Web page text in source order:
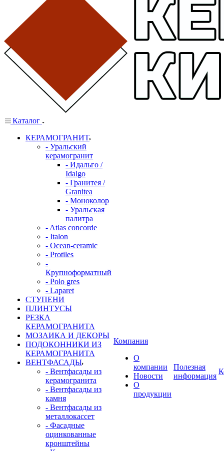
Каталог
КЕРАМОГРАНИТ
- Уральский
керамогранит
- Идальго /
Idalgo
- Гранитея /
Granitea
- Моноколор
- Уральская
палитра
- Atlas concorde
- Italon
- Ocean-ceramic
- Protiles
-
Крупноформатный
- Polo gres
- Laparet
СТУПЕНИ
ПЛИНТУСЫ
РЕЗКА
КЕРАМОГРАНИТА
МОЗАИКА И ДЕКОРЫ
ПОДОКОННИКИ ИЗ
КЕРАМОГРАНИТА
ВЕНТФАСАДЫ
- Вентфасады из
керамогранита
- Вентфасады из
камня
- Вентфасады из
металлокассет
- Фасадные
оцинкованные
кронштейны
Компания
О
компании
Новости
О
продукции
Полезная
информация